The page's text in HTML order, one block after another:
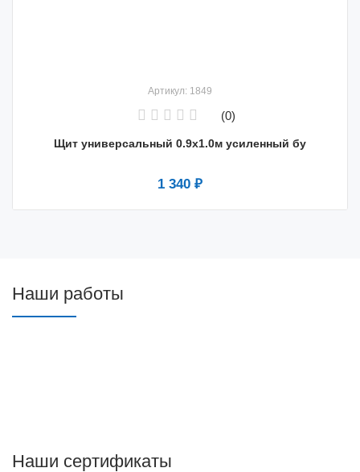
Артикул: 1849
(0)
Щит универсальный 0.9х1.0м усиленный бу
1 340 ₽
Наши работы
Наши сертификаты